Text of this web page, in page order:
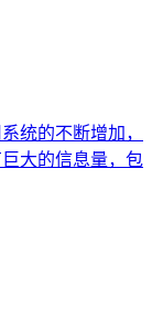
统的不断增加，
大的信息量，包